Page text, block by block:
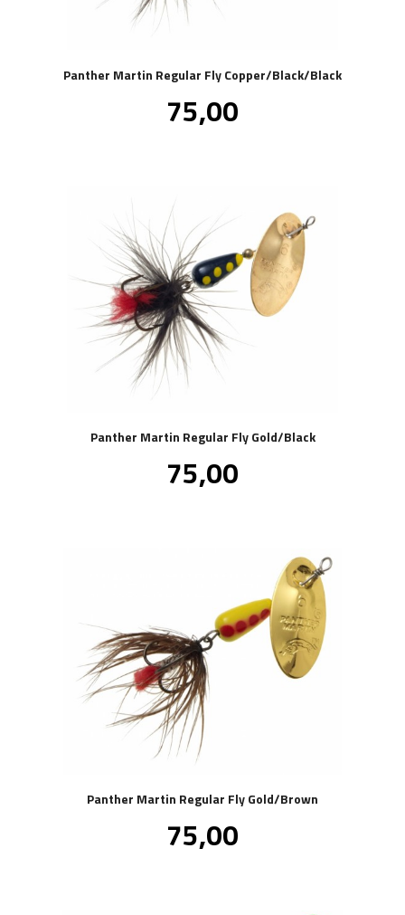
Panther Martin Regular Fly Copper/Black/Black
Pris
75,00
Panther Martin Regular Fly Gold/Black
Pris
75,00
Panther Martin Regular Fly Gold/Brown
Pris
75,00